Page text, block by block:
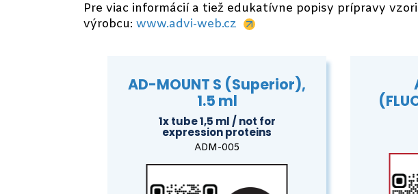
Pre viac informácií a tiež edukatívne popisy prípravy
výrobcu: www.advi-web.cz
AD-MOUNT S (Superior),
1.5 ml
1x tube 1,5 ml / not for
expression proteins
ADM-005